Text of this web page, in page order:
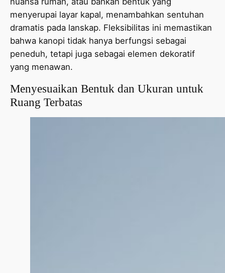
menyerupai layar kapal, menambahkan sentuhan
dramatis pada lanskap. Fleksibilitas ini memastikan
bahwa kanopi tidak hanya berfungsi sebagai
peneduh, tetapi juga sebagai elemen dekoratif
yang menawan.
Menyesuaikan Bentuk dan Ukuran untuk
Ruang Terbatas